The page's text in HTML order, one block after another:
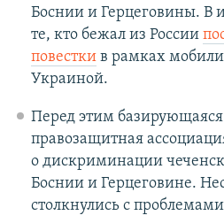
Боснии и Герцеговины. В
те, кто бежал из России
повесткив рамках
Украиной.
Перед этим базирующаяся
правозащитная
о дискриминации
Боснии и Герцеговине.
столкнулись с